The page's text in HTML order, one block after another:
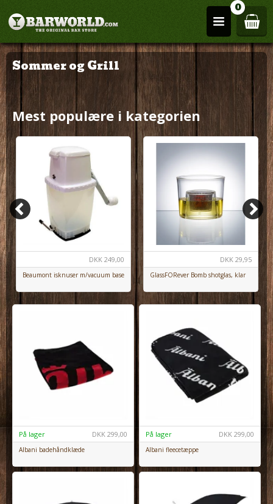
0
Sommer og Grill
Mest populære i kategorien
DKK 249,00
Beaumont isknuser m/vacuum base
DKK 29,95
GlassFORever Bomb shotglas, klar
DKK 299,00
På lager
Albani badehåndklæde
DKK 299,00
På lager
Albani fleecetæppe